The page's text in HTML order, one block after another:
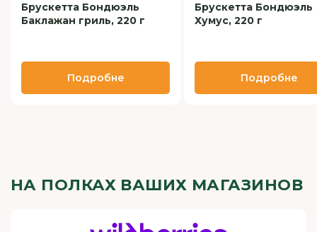
Брускетта Бондюэль
Баклажан гриль, 220 г
Подробне
Брускетта Бондюэль
Хумус, 220 г
Подробне
НА ПОЛКАХ ВАШИХ МАГАЗИНОВ